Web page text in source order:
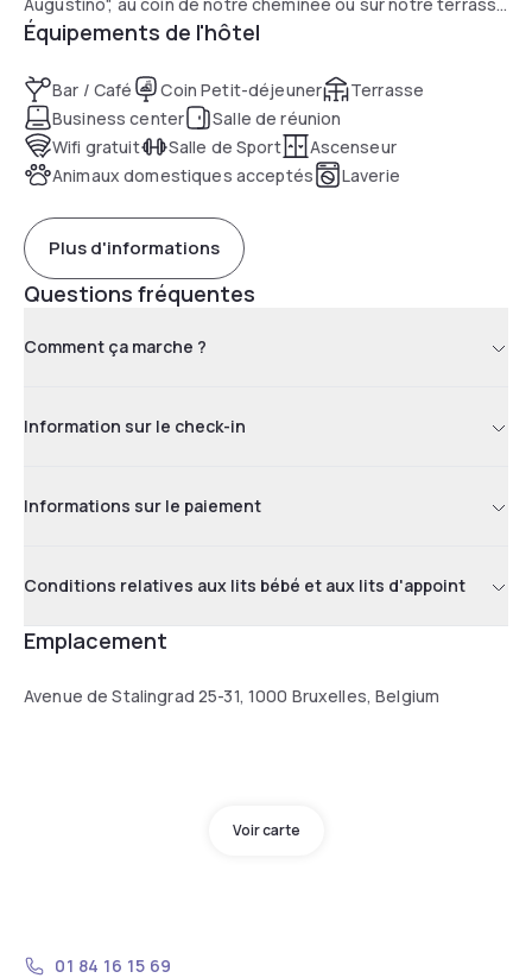
végétalisée.
Équipements de l'hôtel
Bar / Café Coin Petit-déjeuner
Terrasse
Business center
Salle de réunion
Wifi gratuit
Salle de Sport
Ascenseur
Animaux domestiques acceptés
Laverie
Plus d'informations
Questions fréquentes
Comment ça marche ?
Information sur le check-in
Informations sur le paiement
Conditions relatives aux lits bébé et aux lits d'appoint
Emplacement
Avenue de Stalingrad 25-31, 1000 Bruxelles, Belgium
Voir carte
01 84 16 15 69